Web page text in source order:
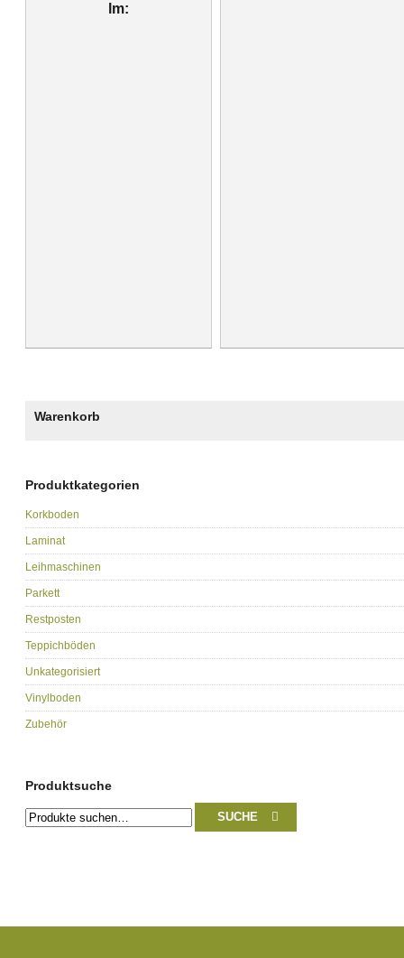
lm:
Warenkorb
Produktkategorien
Korkboden
Laminat
Leihmaschinen
Parkett
Restposten
Teppichböden
Unkategorisiert
Vinylboden
Zubehör
Produktsuche
Suche
nach:
SUCHE